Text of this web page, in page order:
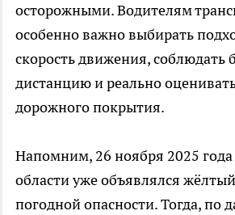
осторожными. Водителям
особенно важно выбирать
скорость движения, соблюдать
дистанцию и реально
дорожного покрытия.
Напомним, 26 ноября 2025 года
области уже объявлялся
погодной опасности. Тогда, по